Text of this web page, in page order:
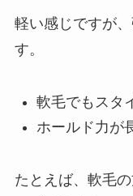
軽い感じですが
す。
軟毛でもスタ
ホールド力が
たとえば、軟毛